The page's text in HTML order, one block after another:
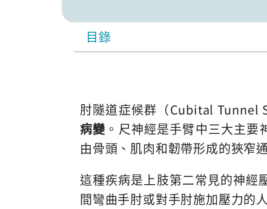
目錄
肘隧道症候群（Cubital Tunnel
病變 。尺神經是手臂中三大主
由骨頭、肌肉和韌帶形成的狹窄
這種疾病是上肢第二常見的神經
間彎曲手肘或對手肘施加壓力的